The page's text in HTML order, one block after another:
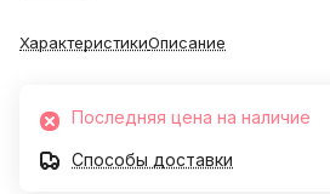
ХарактеристикиОписание
Последняя цена на наличие
Способы доставки